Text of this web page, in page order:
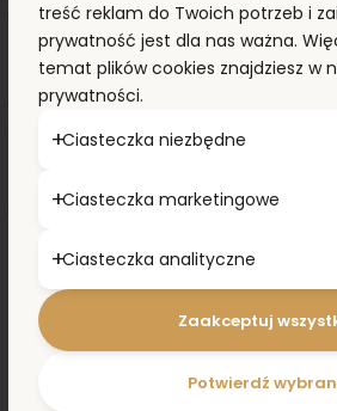
czas przeprowadzanych prac.
Laminaty wykorzystują
Comply™ , która pozwala na
aplikację dzięki łatwemu
treść reklam do Twoich potrzeb i
prywatność jest dla nas ważna.
temat plików cookies znajdziesz w
prywatności.
Ciasteczka niezbędne
Ciasteczka marketingowe
Ciasteczka analityczne
Potwierdź
Zaakceptuj